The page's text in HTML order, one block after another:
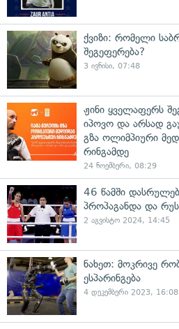
ქვიზი: რომელი
შეგეფერება?
3 ივნისი, 07:48
ჟინი ყველაფერს
იპოვო და არსად
გზა ოლიმპიური
რინგამდე
24 ნოემბერი, 08:29
46 წამში
პროპაგანდა და
2 აგვისტო 2024, 14:45
ნახეთ: მოკრივე
ესპარინგება
4 დეკემბერი 2023, 16:08